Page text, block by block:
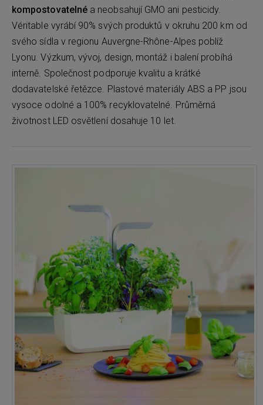
kompostovatelné a neobsahují GMO ani pesticidy.
Véritable vyrábí 90% svých produktů v okruhu 200 km od
svého sídla v regionu Auvergne-Rhône-Alpes poblíž
Lyonu. Výzkum, vývoj, design, montáž i balení probíhá
interně. Společnost podporuje kvalitu a krátké
dodavatelské řetězce. Plastové materiály ABS a PP jsou
vysoce odolné a 100% recyklovatelné. Průměrná
životnost LED osvětlení dosahuje 10 let.